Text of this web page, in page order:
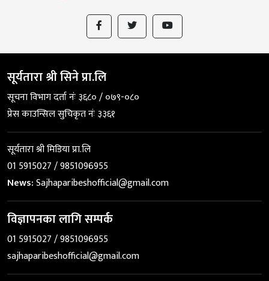
सूर्यतारा श्री सिने प्रा.लि
सूचना विभाग दर्ता नंः ३६८० / ०७९-०८०
प्रेस काउन्सिल सुचिकृत नंः ३३६१
सूर्यतारा श्री मिडिया प्रा.लि
01 5915027 / 9851096955
News:Sajhaparibeshofficial@gmail.com
विज्ञापनका लागि सम्पर्क
01 5915027 / 9851096955
sajhaparibeshofficial@gmail.com